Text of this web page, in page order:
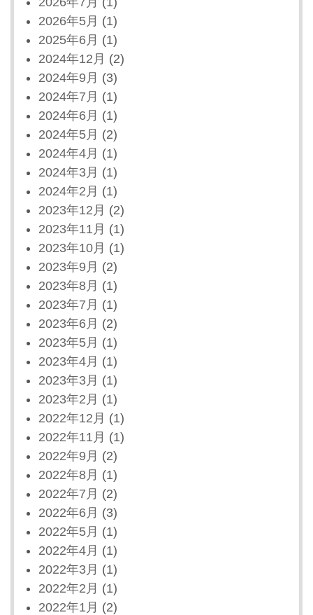
2026年5月 (1)
2025年6月 (1)
2024年12月 (2)
2024年9月 (3)
2024年7月 (1)
2024年6月 (1)
2024年5月 (2)
2024年4月 (1)
2024年3月 (1)
2024年2月 (1)
2023年12月 (2)
2023年11月 (1)
2023年10月 (1)
2023年9月 (2)
2023年8月 (1)
2023年7月 (1)
2023年6月 (2)
2023年5月 (1)
2023年4月 (1)
2023年3月 (1)
2023年2月 (1)
2022年12月 (1)
2022年11月 (1)
2022年9月 (2)
2022年8月 (1)
2022年7月 (2)
2022年6月 (3)
2022年5月 (1)
2022年4月 (1)
2022年3月 (1)
2022年2月 (1)
2022年1月 (2)